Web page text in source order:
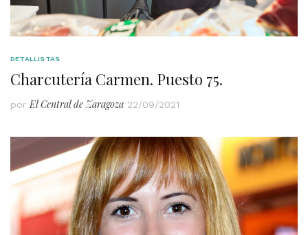
DETALLISTAS
Charcutería Carmen. Puesto 75.
por El Central de Zaragoza 22/09/2021